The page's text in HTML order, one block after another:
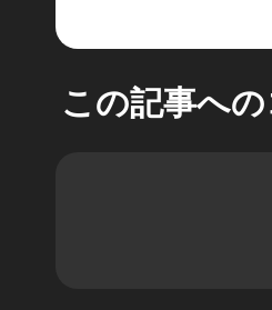
この記事へ